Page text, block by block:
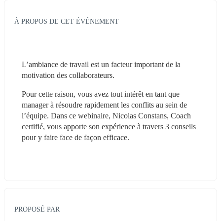
À PROPOS DE CET ÉVÉNEMENT
L’ambiance de travail est un facteur important de la
motivation des collaborateurs.
Pour cette raison, vous avez tout intérêt en tant que
manager à résoudre rapidement les conflits au sein de
l’équipe. Dans ce webinaire, Nicolas Constans, Coach
certifié, vous apporte son expérience à travers 3 conseils
pour y faire face de façon efficace.
PROPOSÉ PAR